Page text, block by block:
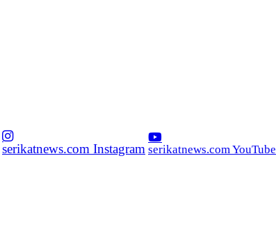
serikatnews.com Instagram serikatnews.com YouTube